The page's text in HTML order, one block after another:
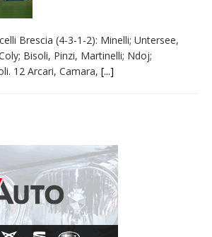
Brescia (4-3-1-2): Minelli; Untersee,
Bisoli, Pinzi, Martinelli; Ndoj;
12 Arcari, Camara, [...]